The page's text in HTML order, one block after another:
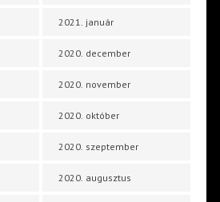
2021. január
2020. december
2020. november
2020. október
2020. szeptember
2020. augusztus